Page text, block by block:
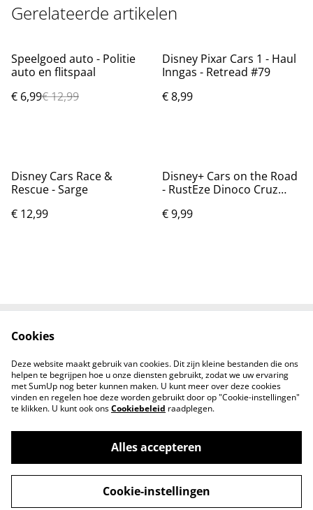
Gerelateerde artikelen
%
Speelgoed auto - Politie
auto en flitspaal
€ 6,99€ 12,99
Disney Pixar Cars 1 - Haul
Inngas - Retread #79
€ 8,99
Disney Cars Race &
Rescue - Sarge
€ 12,99
Disney+ Cars on the Road
- RustEze Dinoco Cruz
Center Cruz Ramirez
€ 9,99
Neem contact met
ons op
Privacybeleid
Cookiebeleid
©2026Kids Pitstop
powered by
Cookies
Deze website maakt gebruik van cookies. Dit zijn kleine bestanden die ons
helpen te begrijpen hoe u onze diensten gebruikt, zodat we uw ervaring
met SumUp nog beter kunnen maken. U kunt meer over deze cookies
vinden en regelen hoe deze worden gebruikt door op "Cookie-instellingen"
te klikken. U kunt ook onsCookiebeleid raadplegen.
Alles accepteren
Cookie-instellingen